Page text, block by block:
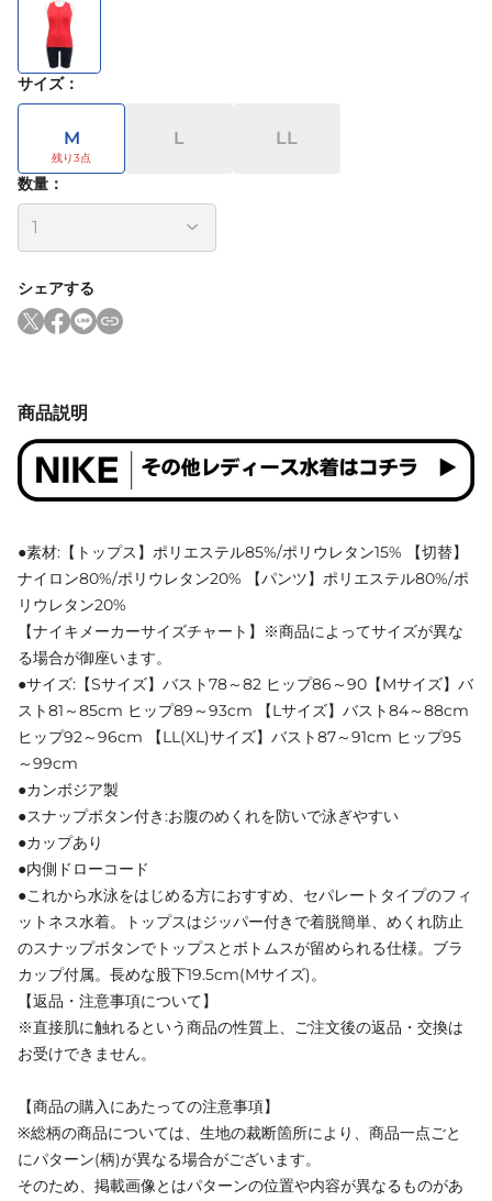
サイズ：
M L LL
数量：
シェアする
商品説明
●素材:【トップス】ポリエステル85%/ポリウレタン15% 【切替】
ナイロン80%/ポリウレタン20% 【パンツ】ポリエステル80%/ポ
リウレタン20%
【ナイキメーカーサイズチャート】※商品によってサイズが異な
る場合が御座います。
●サイズ:【Sサイズ】バスト78～82 ヒップ86～90【Mサイズ】バ
スト81～85cm ヒップ89～93cm 【Lサイズ】バスト84～88cm
ヒップ92～96cm 【LL(XL)サイズ】バスト87～91cm ヒップ95
～99cm
●カンボジア製
●スナップボタン付き:お腹のめくれを防いで泳ぎやすい
●カップあり
●内側ドローコード
●これから水泳をはじめる方におすすめ、セパレートタイプのフィ
ットネス水着。トップスはジッパー付きで着脱簡単、めくれ防止
のスナップボタンでトップスとボトムスが留められる仕様。ブラ
カップ付属。長めな股下19.5cm(Mサイズ)。
【返品・注意事項について】
※直接肌に触れるという商品の性質上、ご注文後の返品・交換は
お受けできません。
【商品の購入にあたっての注意事項】
※総柄の商品については、生地の裁断箇所により、商品一点ごと
にパターン(柄)が異なる場合がございます。
そのため、掲載画像とはパターンの位置や内容が異なるものがあ